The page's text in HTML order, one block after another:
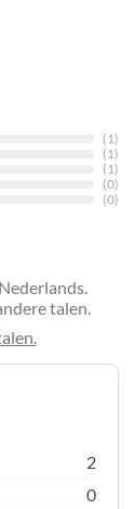
(1)
(1)
(1)
(0)
(0)
talen.
2
0